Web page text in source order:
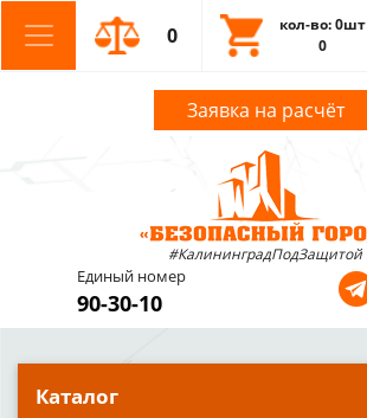
0
кол-во: 0шт
0
Заявка на расчёт
#КалининградПодЗащитой
Единый номер
90-30-10
Каталог